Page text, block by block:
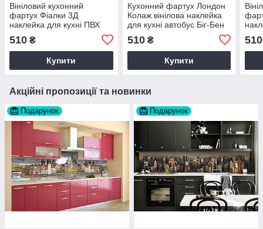
Вініловий кухонний
фартух Фіалки 3Д
наклейка для кухні ПВХ
Happy Pocket Z181788
510 ₴
Купити
Кухонний фартух Лондон
Колаж вінілова наклейка
для кухні автобус Біг-Бен
Місто Сірий Happy Pocket
Z181333
510₴
Купити
510
Акційні пропозиції та новинки
Подарунок Подарунок